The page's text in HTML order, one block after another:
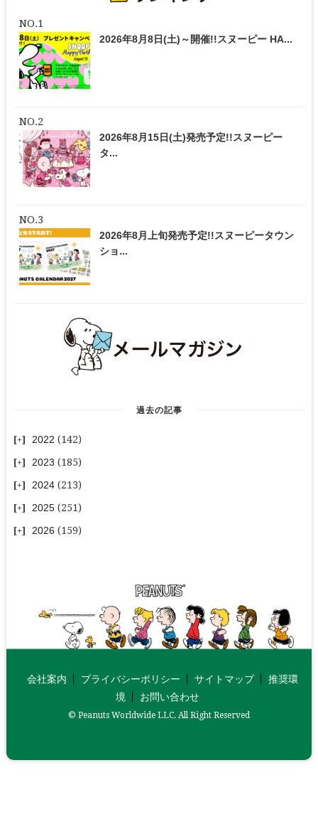
2026年8月8日(土)～開催!!スヌーピー HA...
2026年8月15日(土)発売予定!!スヌーピー
タ...
2026年8月上旬発売予定!!スヌーピータウン
ショ...
過去の記事
2022 (142)
2023 (185)
2024 (213)
2025 (251)
2026 (159)
会社案内 プライバシーポリシー サイトマップ
推奨環
境
お問い合わせ
© Peanuts Worldwide LLC. All Right Reserved